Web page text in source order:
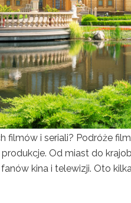
filmów i seriali? Podróże
Od miast do
kina i telewizji. Oto